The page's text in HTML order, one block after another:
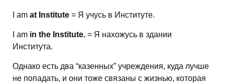
I am at Institute = Я учусь в Институте.
I am in the Institute. = Я нахожусь в здании
Института.
Однако есть два “казенных” учреждения, куда лучше
не попадать, и они тоже связаны с жизнью, которая